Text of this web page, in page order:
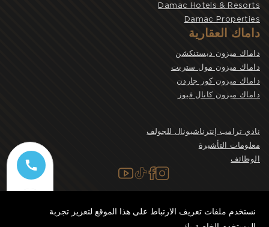
Damac Hotels & Resorts
Damac Properties
داماك العقارية
داماك ميزون ديستنكشن
داماك ميزون مول ستريت
داماك ميزون كور جاردن
داماك ميزون كانال فيوز
نادي ترامب إنترناشيونال للجولف
معلومات التأشيرة
الوظائف
معلومات الاتصال والموقع سياسة الخصوصية